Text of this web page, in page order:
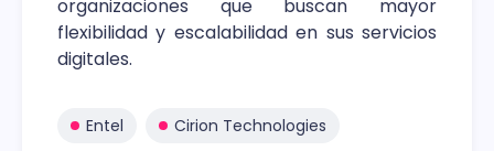
organizaciones que buscan mayor
flexibilidad y escalabilidad en sus servicios
digitales.
Entel Cirion Technologies